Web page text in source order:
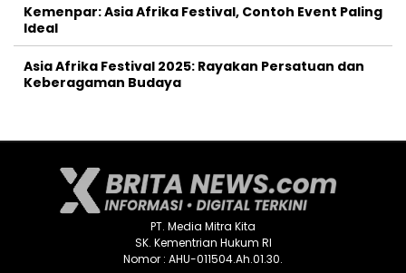
Kemenpar: Asia Afrika Festival, Contoh Event Paling
Ideal
Asia Afrika Festival 2025: Rayakan Persatuan dan
Keberagaman Budaya
PT. Media Mitra Kita
SK. Kementrian Hukum RI
Nomor : AHU-011504.Ah.01.30.